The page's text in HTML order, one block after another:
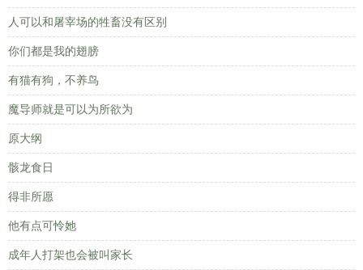
人可以和屠宰场的牲畜没有区别
你们都是我的翅膀
有猫有狗，不养鸟
魔导师就是可以为所欲为
原大纲
骸龙食日
得非所愿
他有点可怜她
成年人打架也会被叫家长